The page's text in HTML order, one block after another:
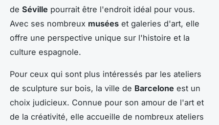
de Séville pourrait être l'endroit idéal pour vous.
Avec ses nombreux musées et galeries d'art, elle
offre une perspective unique sur l'histoire et la
culture espagnole.
Pour ceux qui sont plus intéressés par les ateliers
de sculpture sur bois, la ville de Barcelone est un
choix judicieux. Connue pour son amour de l'art et
de la créativité, elle accueille de nombreux ateliers